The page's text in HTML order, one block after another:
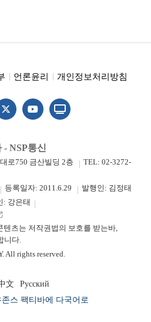
언론윤리 개인정보처리방침
- NSP통신
로750 금산빌딩 2층
TEL: 02-3272-
등록일자: 2011.6.29
발행인: 김정태
: 강은태
텐츠는 저작권법의 보호를 받는바,
니다.
All rights reserved.
文
Русский
스 팩티바에 다국어로